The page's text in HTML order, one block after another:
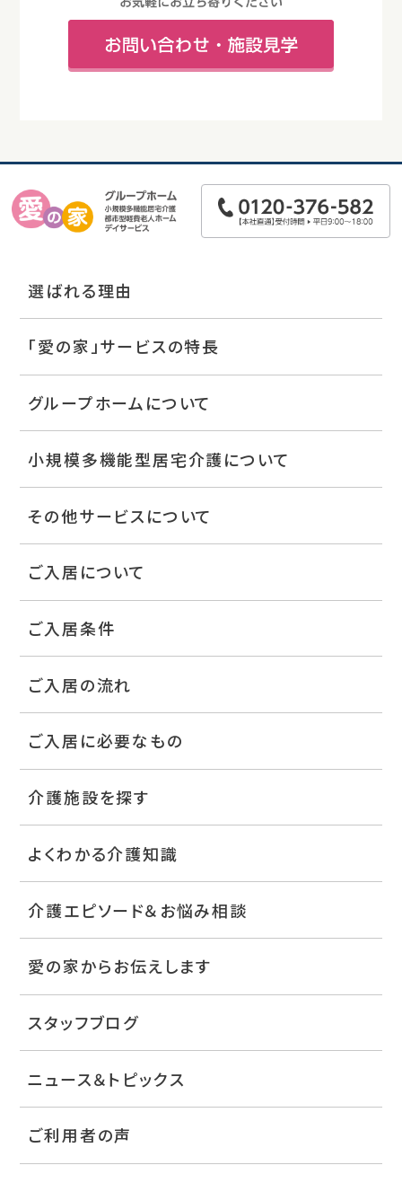
選ばれる理由
「愛の家」サービスの特長
グループホームについて
小規模多機能型居宅介護について
その他サービスについて
ご入居について
ご入居条件
ご入居の流れ
ご入居に必要なもの
介護施設を探す
よくわかる介護知識
介護エピソード＆お悩み相談
愛の家からお伝えします
スタッフブログ
ニュース＆トピックス
ご利用者の声